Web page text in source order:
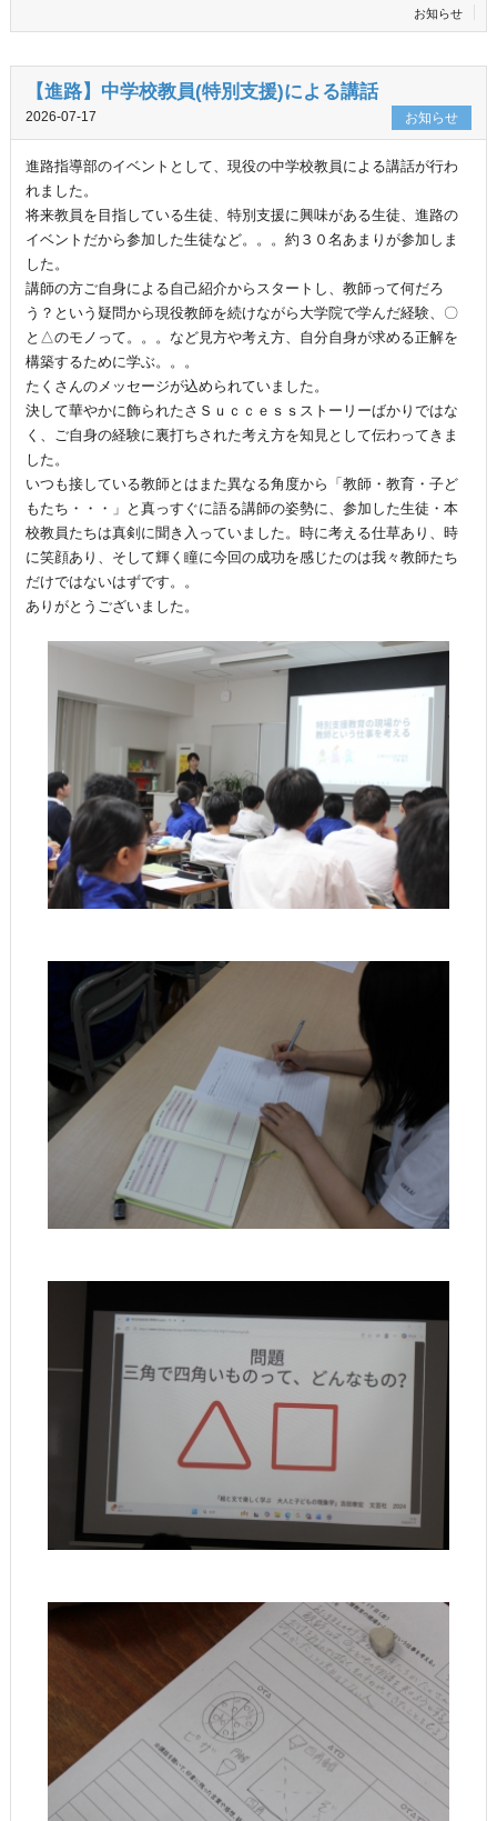
お知らせ
【進路】中学校教員(特別支援)による講話
2026-07-17 お知らせ
進路指導部のイベントとして、現役の中学校教員による講話が行わ
れました。
将来教員を目指している生徒、特別支援に興味がある生徒、進路の
イベントだから参加した生徒など。。。約３０名あまりが参加しま
した。
講師の方ご自身による自己紹介からスタートし、教師って何だろ
う？という疑問から現役教師を続けながら大学院で学んだ経験、〇
と△のモノって。。。など見方や考え方、自分自身が求める正解を
構築するために学ぶ。。。
たくさんのメッセージが込められていました。
決して華やかに飾られたさＳｕｃｃｅｓｓストーリーばかりではな
く、ご自身の経験に裏打ちされた考え方を知見として伝わってきま
した。
いつも接している教師とはまた異なる角度から「教師・教育・子ど
もたち・・・」と真っすぐに語る講師の姿勢に、参加した生徒・本
校教員たちは真剣に聞き入っていました。時に考える仕草あり、時
に笑顔あり、そして輝く瞳に今回の成功を感じたのは我々教師たち
だけではないはずです。。
ありがとうございました。